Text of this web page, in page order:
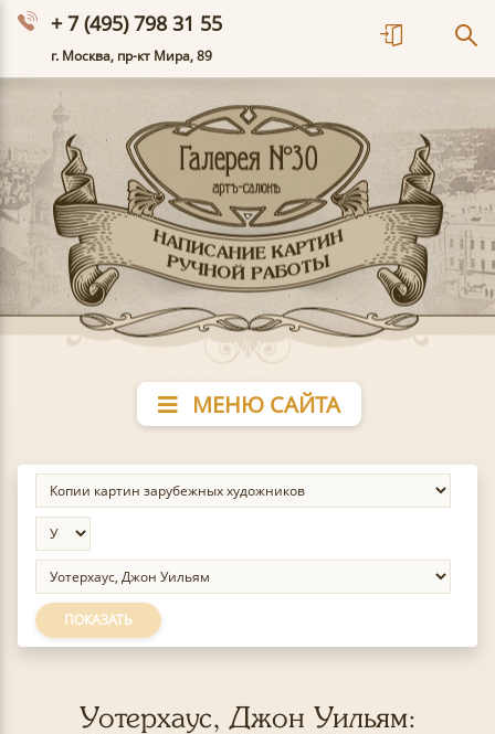
+ 7 (495) 798 31 55
г. Москва, пр-кт Мира, 89
МЕНЮ САЙТА
ПОКАЗАТЬ
Уотерхаус, Джон Уильям: